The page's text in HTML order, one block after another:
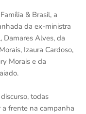
& Brasil, a
da ex-ministra
Damares Alves, da
Izaura Cardoso,
Morais e da
todas
frente na campanha